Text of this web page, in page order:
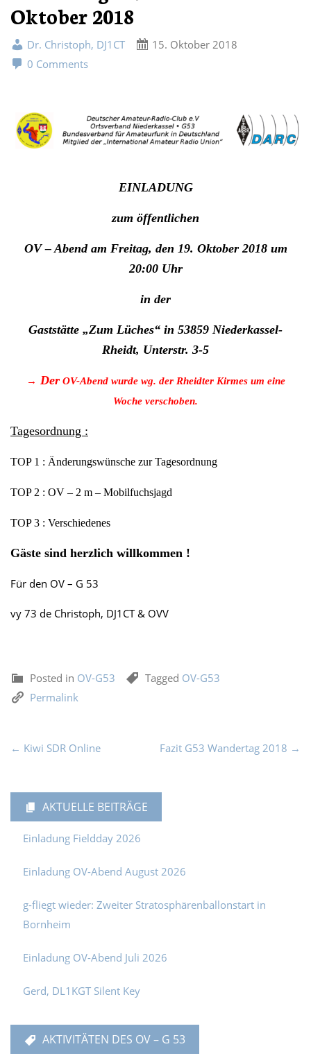
Oktober 2018
Dr. Christoph, DJ1CT
15. Oktober 2018
0 Comments
EINLADUNG
zum öffentlichen
OV – Abend am Freitag, den 19. Oktober2018um
20:00 Uhr
in der
Gaststätte „Zum Lüches“ in 53859 Niederkassel-
Rheidt, Unterstr. 3-5
→ DerOV-Abend wurde wg. der Rheidter Kirmes um eine
Woche verschoben.
Tagesordnung :
TOP 1 : Änderungswünsche zur Tagesordnung
TOP 2 : OV – 2 m – Mobilfuchsjagd
TOP3 : Verschiedenes
Gäste sind herzlich willkommen !
Für den OV – G 53
vy 73 de Christoph, DJ1CT & OVV
Posted in OV-G53 Tagged OV-G53
Permalink
← Kiwi SDR Online Fazit G53 Wandertag 2018 →
AKTUELLE BEITRÄGE
Einladung Fieldday 2026
Einladung OV-Abend August 2026
g-fliegt wieder: Zweiter Stratosphärenballonstart in
Bornheim
Einladung OV-Abend Juli 2026
Gerd, DL1KGT Silent Key
AKTIVITÄTEN DES OV – G 53